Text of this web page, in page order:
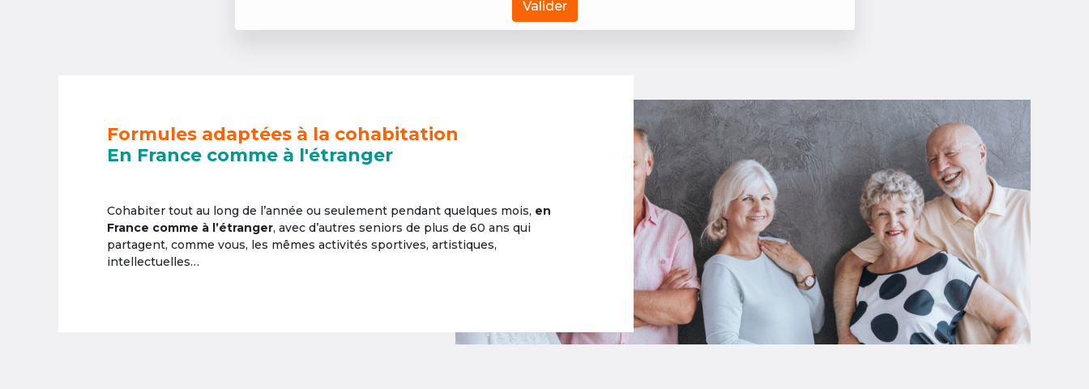
Valider
Formules adaptées à la cohabitation
En France comme à l'étranger
Cohabiter tout au long de l’année ou seulement pendant quelques mois, en
France comme à l’étranger, avec d’autres seniors de plus de 60 ans qui
partagent, comme vous, les mêmes activités sportives, artistiques,
intellectuelles…